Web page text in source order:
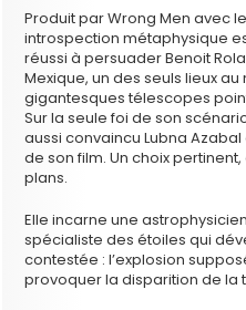
Produit par Wrong Men avec
introspection métaphysique
réussi à persuader Benoit
Mexique, un des seuls lieux
gigantesques télescopes
Sur la seule foi de son
aussi convaincu Lubna
de son film. Un choix
plans.
Elle incarne une
spécialiste des étoiles qui
contestée : l’explosion
provoquer la disparition de la